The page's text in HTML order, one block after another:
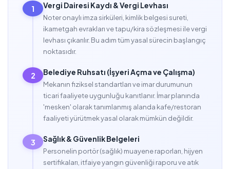
1 Vergi Dairesi Kaydı & Vergi Levhası
Noter onaylı imza sirküleri, kimlik belgesi sureti,
ikametgah evrakları ve tapu/kira sözleşmesi ile vergi
levhası çıkarılır. Bu adım tüm yasal sürecin başlangıç
noktasıdır.
2 Belediye Ruhsatı (İşyeri Açma ve Çalışma)
Mekanın fiziksel standartları ve imar durumunun
ticari faaliyete uygunluğu kanıtlanır. İmar planında
'mesken' olarak tanımlanmış alanda kafe/restoran
faaliyeti yürütmek yasal olarak mümkün değildir.
3 Sağlık & Güvenlik Belgeleri
Personelin portör (sağlık) muayene raporları, hijyen
sertifikaları, itfaiye yangın güvenliği raporu ve atık